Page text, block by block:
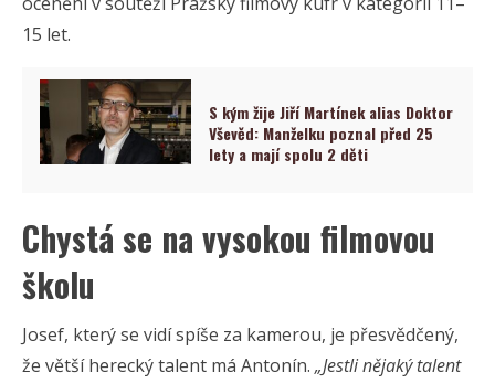
15 let.
S kým žije Jiří Martínek alias Doktor
Vševěd: Manželku poznal před 25
lety a mají spolu 2 děti
Chystá se na vysokou filmovou
školu
Josef, který se vidí spíše za kamerou, je přesvědčený,
že větší herecký talent má Antonín. „Jestli nějaký talent